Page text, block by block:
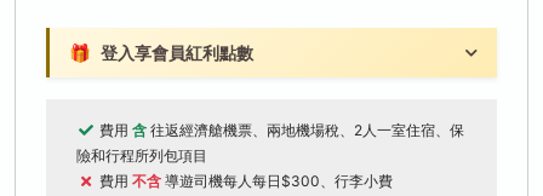
🎁 登入享會員紅利點數
費用 含 往返經濟艙機票、兩地機場稅、2人一室住宿、保
險和行程所列包項目
費用 不含 導遊司機每人每日$300、行李小費